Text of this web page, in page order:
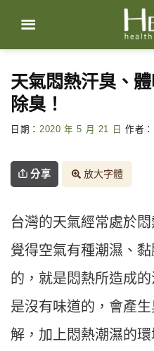
content
天氣悶熱汗臭、
除臭！
日期： 2020 年 5 月 21 日 作者：
分享 放大字體
台灣的天氣經常處於
覺得空氣有種潮濕、
的，就是悶熱所造成
是沒有味道的，會產
解，加上悶熱潮濕的